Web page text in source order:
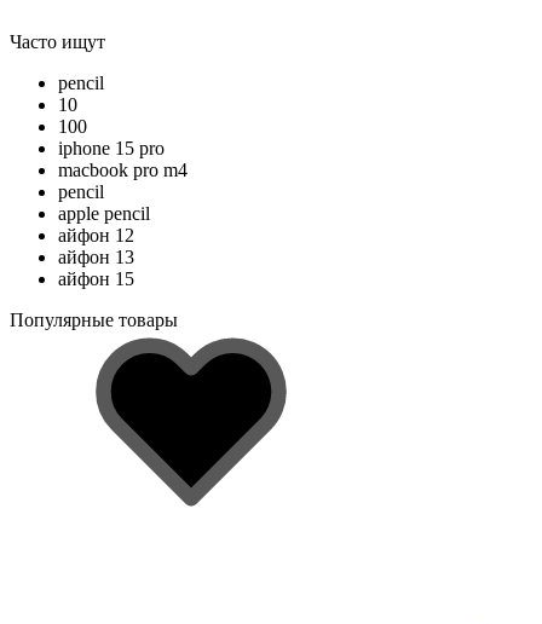
Часто ищут
pencil
10
100
iphone 15 pro
macbook pro m4
pencil
apple pencil
айфон 12
айфон 13
айфон 15
Популярные товары